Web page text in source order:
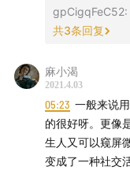
15:17 互动性：读者
读者接受批评
即时的互动性
gpCigqFeC52:
共3条回复
麻小渴
2021.4.03
05:23 一般来说
的很好呀。更像
生人又可以窥屏
变成了一种社交